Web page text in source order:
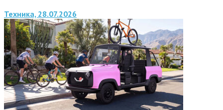
Техника, 28.07.2026